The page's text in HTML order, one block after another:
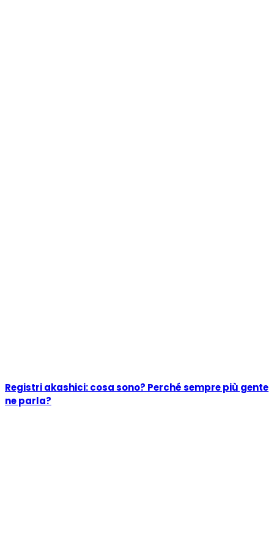
Registri akashici: cosa sono? Perché sempre più gente
ne parla?